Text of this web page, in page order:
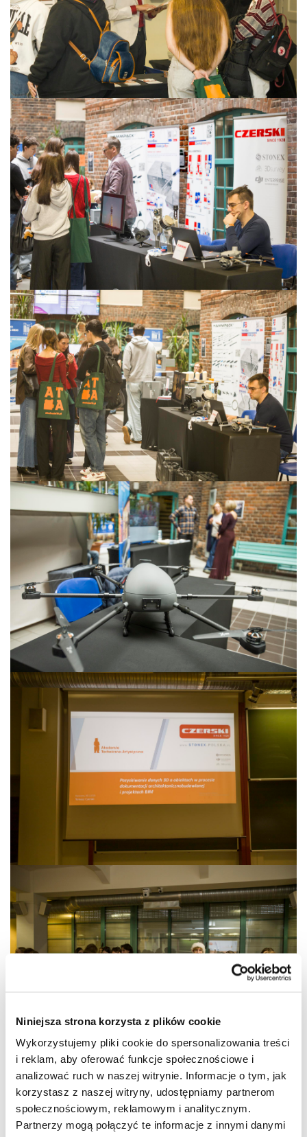
Niniejsza strona korzysta z plików cookie
Wykorzystujemy pliki cookie do spersonalizowania treści
i reklam, aby oferować funkcje społecznościowe i
analizować ruch w naszej witrynie. Informacje o tym, jak
korzystasz z naszej witryny, udostępniamy partnerom
społecznościowym, reklamowym i analitycznym.
Partnerzy mogą połączyć te informacje z innymi danymi